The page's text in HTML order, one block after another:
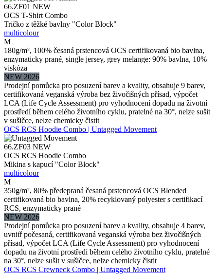
66.ZF01 NEW
OCS T-Shirt Combo
Tričko z těžké bavlny "Color Block"
multicolour
M
180g/m², 100% česaná prstencová OCS certifikovaná bio bavlna,
enzymaticky prané, single jersey, grey melange: 90% bavlna, 10%
viskóza
NEW 2026
Prodejní pomůcka pro posuzení barev a kvality, obsahuje 9 barev,
certifikovaná veganská výroba bez živočišných přísad, výpočet
LCA (Life Cycle Assessment) pro vyhodnocení dopadu na životní
prostředí během celého životního cyklu, pratelné na 30°, nelze sušit
v sušičce, nelze chemicky čistit
OCS RCS Hoodie Combo | Untagged Movement
66.ZF03 NEW
OCS RCS Hoodie Combo
Mikina s kapucí "Color Block"
multicolour
M
350g/m², 80% předepraná česaná prstencová OCS Blended
certifikovaná bio bavlna, 20% recyklovaný polyester s certifikací
RCS, enzymaticky prané
NEW 2026
Prodejní pomůcka pro posuzení barev a kvality, obsahuje 4 barev,
uvnitř počesaná, certifikovaná veganská výroba bez živočišných
přísad, výpočet LCA (Life Cycle Assessment) pro vyhodnocení
dopadu na životní prostředí během celého životního cyklu, pratelné
na 30°, nelze sušit v sušičce, nelze chemicky čistit
OCS RCS Crewneck Combo | Untagged Movement